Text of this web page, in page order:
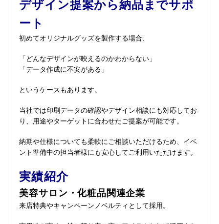
デザイン提案から納品までサポ
ート
初めてオリジナルグッズを製作する場合、
「どんなデザインが映えるのかわからない」
「データ作成に不安がある」
というケースもあります。
当社では印刷データの確認やデザイン相談にも対応してお
り、用途やターゲットに合わせたご提案が可能です。
納期や仕様についても柔軟にご相談いただけるため、イベ
ント準備中の担当者様にも安心してご利用いただけます。
実績紹介
美容サロン・化粧品関連企業
来店特典やキャンペーンノベルティとして採用。